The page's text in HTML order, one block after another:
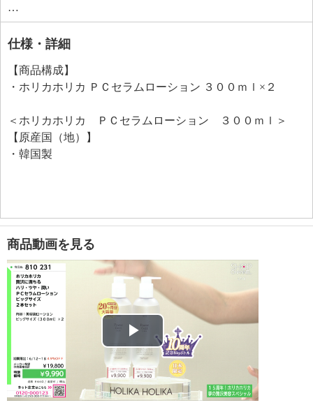
角質層の隅々まで浸透し、潤いを与え、お肌を柔らげ
て、ハリ肌に導くインナースピアーナノ６０（パジナ
パボニカ葉状体エキス）、お肌のキメを整え、なめら
ドンナリリー葉細胞エキス、ニンファエアコエルレア
葉細胞エキス、ニンファエアアルバ葉細胞エキス）を
日本限定商品。
＜配合／無配合表示＞
無鉱物油、無香料、ノンパラベン、ノンアルコール、
仕様・詳細
【商品構成】
・ホリカホリカ ＰＣセラムローション ３００ｍｌ×２
＜ホリカホリカ ＰＣセラムローション ３００ｍｌ＞
【原産国（地）】
・韓国製
商品動画を見る
Play
Video